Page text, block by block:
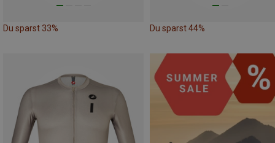
Du sparst 33% Du sparst 44%